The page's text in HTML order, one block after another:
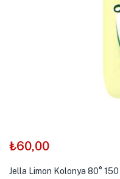
₺60,00
Jella Limon Kolonya 80°